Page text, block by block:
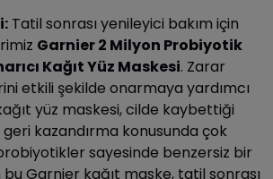
Tatil sonrası yenileyici bakım için
Garnier 2 Milyon Probiyotik
Kağıt Yüz Maskesi. Zarar
etkili şekilde onarmaya yardımcı
yüz maskesi, cilde kaybettiği
geri kazandırma konusunda çok
sayesinde benzersiz bir
bu Garnier kağıt maske, tatil sonrası